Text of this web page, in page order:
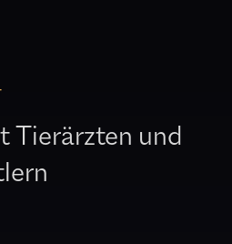
Tierärzten und